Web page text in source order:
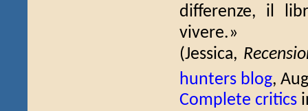
differenze, il
vivere.»
(Jessica,
hunters blog,
Complete critics